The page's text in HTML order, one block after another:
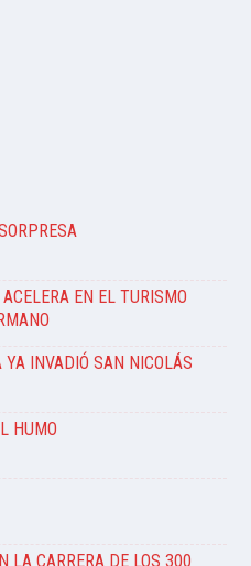
EN EL TURISMO
INVADIÓ SAN NICOLÁS
HUMO
LA CARRERA DE LOS 300